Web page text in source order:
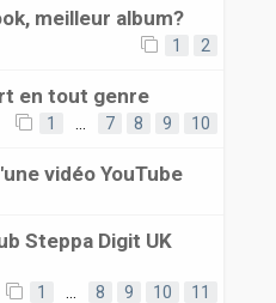
meilleur album?
1 2
en tout genre
1 7 8 9 10
vidéo YouTube
Steppa Digit UK
1 8 9 10 11